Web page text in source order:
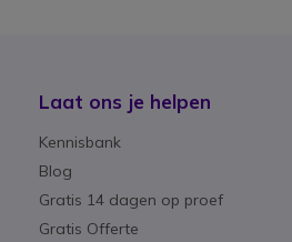
Laat ons je helpen
Kennisbank
Blog
Gratis 14 dagen op proef
Gratis Offerte